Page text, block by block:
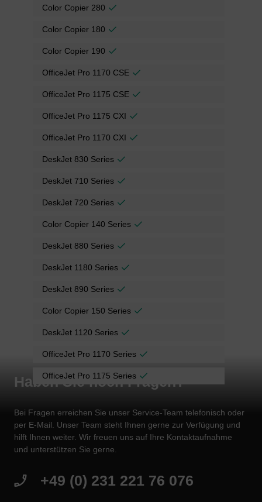
Color Copier 280
Color Copier 180
Color Copier 190
OfficeJet Pro 1170 CSE
OfficeJet Pro 1175 CSE
OfficeJet Pro 1175 CXI
OfficeJet Pro 1170 CXI
DeskJet 830 Series
DeskJet 710 Series
DeskJet 720 Series
Color Copier 140 Series
DeskJet 880 Series
DeskJet 1180 Series
DeskJet 890 Series
Color Copier 150 Series
DeskJet 1120 Series
OfficeJet Pro 1170 Series
OfficeJet Pro 1175 Series
Haben Sie noch Fragen?
Bei Fragen erreichen Sie unser Service-Team telefonisch oder
per E-Mail. Unser Team steht Ihnen gerne zur Verfügung und
hilft Ihnen weiter. Wir freuen uns auf Ihre Kontaktaufnahme
und unterstützen Sie gerne.
+49 (0) 231 221 76 076